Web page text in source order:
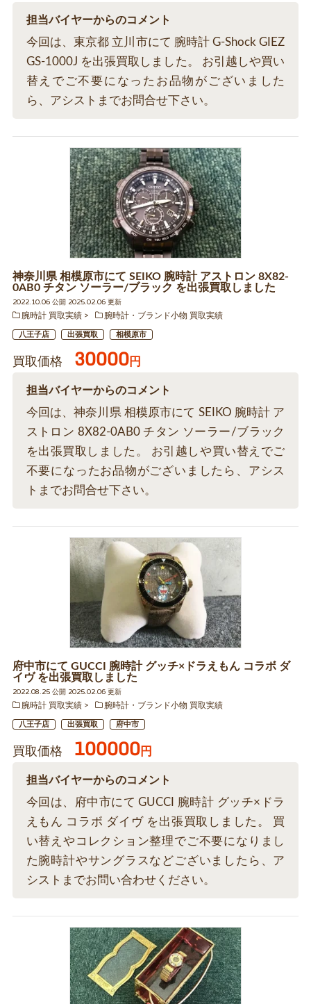
担当バイヤーからのコメント
今回は、東京都 立川市にて 腕時計 G-Shock GIEZ
GS-1000J を出張買取しました。 お引越しや買い
替えでご不要になったお品物がございました
ら、アシストまでお問合せ下さい。
神奈川県 相模原市にて SEIKO 腕時計 アストロン 8X82-
0AB0 チタン ソーラー/ブラック を出張買取しました
2022.10.06 公開 2025.02.06 更新
腕時計 買取実績
腕時計・ブランド小物 買取実績
八王子店 出張買取 相模原市
買取価格 30000円
担当バイヤーからのコメント
今回は、神奈川県 相模原市にて SEIKO 腕時計 ア
ストロン 8X82-0AB0 チタン ソーラー/ブラック
を出張買取しました。 お引越しや買い替えでご
不要になったお品物がございましたら、アシス
トまでお問合せ下さい。
府中市にて GUCCI 腕時計 グッチ×ドラえもん コラボ ダ
イヴ を出張買取しました
2022.08.25 公開 2025.02.06 更新
腕時計 買取実績
腕時計・ブランド小物 買取実績
八王子店 出張買取 府中市
買取価格 100000円
担当バイヤーからのコメント
今回は、府中市にて GUCCI 腕時計 グッチ×ドラ
えもん コラボ ダイヴ を出張買取しました。 買
い替えやコレクション整理でご不要になりまし
た腕時計やサングラスなどございましたら、ア
シストまでお問い合わせください。